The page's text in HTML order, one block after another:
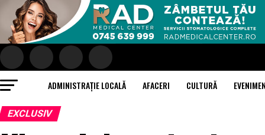
ADMINISTRAȚIE LOCALĂ AFACERI CULTURĂ
EXCLUSIV